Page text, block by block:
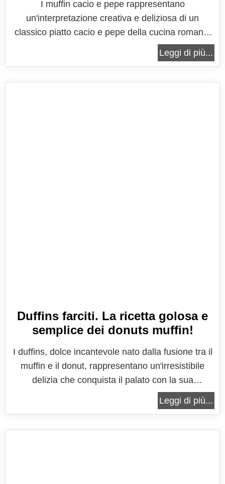
I muffin cacio e pepe rappresentano
un'interpretazione creativa e deliziosa di un
classico piatto cacio e pepe della cucina romana.
Originariamente un piatto di pasta semplice ma
incredibilmente saporito, il cacio e pepe ha
Leggi di più...
Duffins farciti. La ricetta golosa e
semplice dei donuts muffin!
I duffins, dolce incantevole nato dalla fusione tra il
muffin e il donut, rappresentano un'irresistibile
delizia che conquista il palato con la sua
combinazione unica di morbidezza e
croccantezza. Questa creazione culinaria, spesso
Leggi di più...